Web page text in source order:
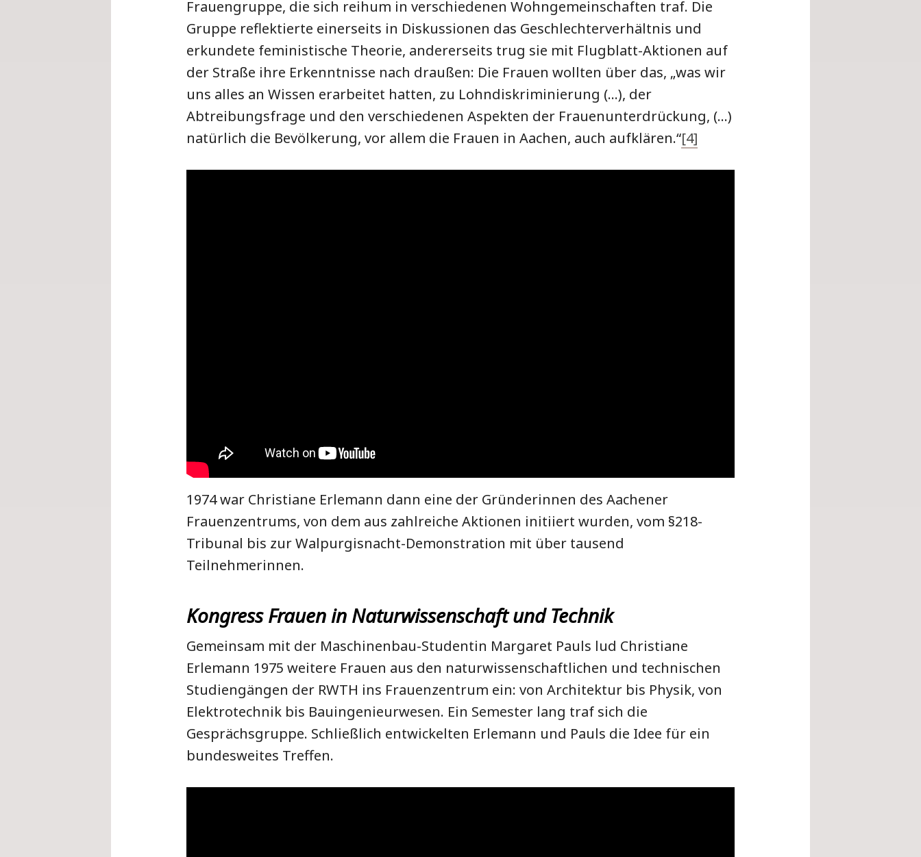
Frauengruppe, die sich reihum in verschiedenen Wohngemeinschaften traf. Die
Gruppe reflektierte einerseits in Diskussionen das Geschlechterverhältnis und
erkundete feministische Theorie, andererseits trug sie mit Flugblatt-Aktionen auf
der Straße ihre Erkenntnisse nach draußen: Die Frauen wollten über das, „was wir
uns alles an Wissen erarbeitet hatten, zu Lohndiskriminierung (…), der
Abtreibungsfrage und den verschiedenen Aspekten der Frauenunterdrückung, (…)
natürlich die Bevölkerung, vor allem die Frauen in Aachen, auch aufklären.“[4]
1974 war Christiane Erlemann dann eine der Gründerinnen des Aachener
Frauenzentrums, von dem aus zahlreiche Aktionen initiiert wurden, vom §218-
Tribunal bis zur Walpurgisnacht-Demonstration mit über tausend
Teilnehmerinnen.
Kongress Frauen in Naturwissenschaft und Technik
Gemeinsam mit der Maschinenbau-Studentin Margaret Pauls lud Christiane
Erlemann 1975 weitere Frauen aus den naturwissenschaftlichen und technischen
Studiengängen der RWTH ins Frauenzentrum ein: von Architektur bis Physik, von
Elektrotechnik bis Bauingenieurwesen. Ein Semester lang traf sich die
Gesprächsgruppe. Schließlich entwickelten Erlemann und Pauls die Idee für ein
bundesweites Treffen.